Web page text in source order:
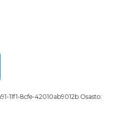
C -pohja silkinhimmeä 2,7L määrä
11f1-8cfe-42010ab9012b Osasto: